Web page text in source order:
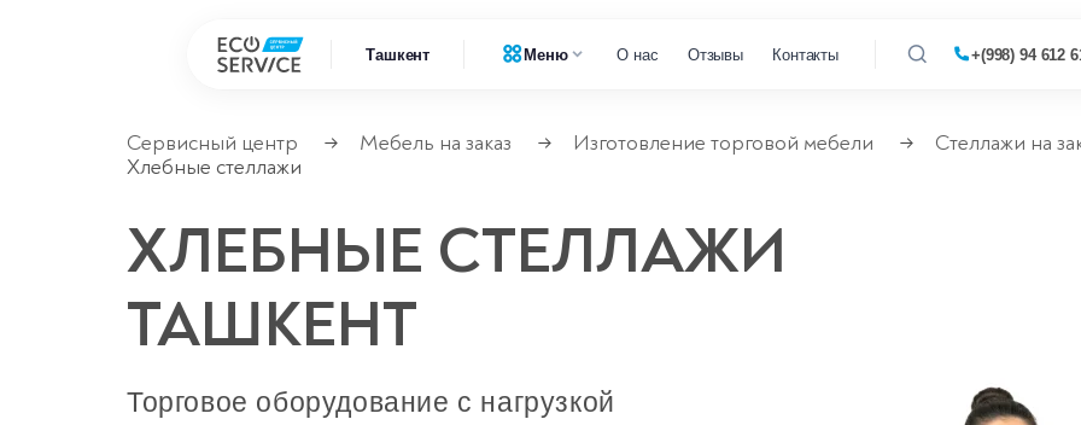
Ташкент Меню О нас Отзывы Контакты +(998) 94 612
Ремонт климатической техники
Ремонт компьютерной техники
Ремонт офисной техники
Ремонт микроволновок
Сервисный центр → Мебель на заказ → Изготовление торговой мебели → Стеллажи на
Хлебные стеллажи
ХЛЕБНЫЕ СТЕЛЛАЖИ
ТАШКЕНТ
Торговое оборудование с нагрузкой